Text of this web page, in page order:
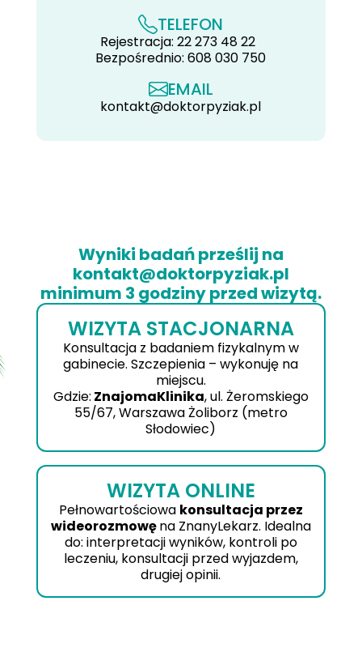
TELEFON
Rejestracja: 22 273 48 22
Bezpośrednio: 608 030 750
EMAIL
kontakt@doktorpyziak.pl
Wyniki badań prześlij na
kontakt@doktorpyziak.pl
minimum 3 godziny przed wizytą.
WIZYTA STACJONARNA
Konsultacja z badaniem fizykalnym w
gabinecie. Szczepienia – wykonuję na
miejscu.
Gdzie: ZnajomaKlinika, ul. Żeromskiego
55/67, Warszawa Żoliborz (metro
Słodowiec)
WIZYTA ONLINE
Pełnowartościowa konsultacja przez
wideorozmowęna ZnanyLekarz. Idealna
do: interpretacji wyników, kontroli po
leczeniu, konsultacji przed wyjazdem,
drugiej opinii.